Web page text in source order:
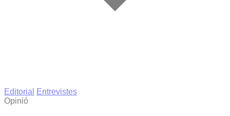
Editorial
Entrevistes
Opinió